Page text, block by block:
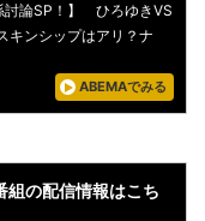
討論SP！】 ひろゆきVS
キンシップはアリ？ナ
ABEMAでみる
組の配信情報はこち